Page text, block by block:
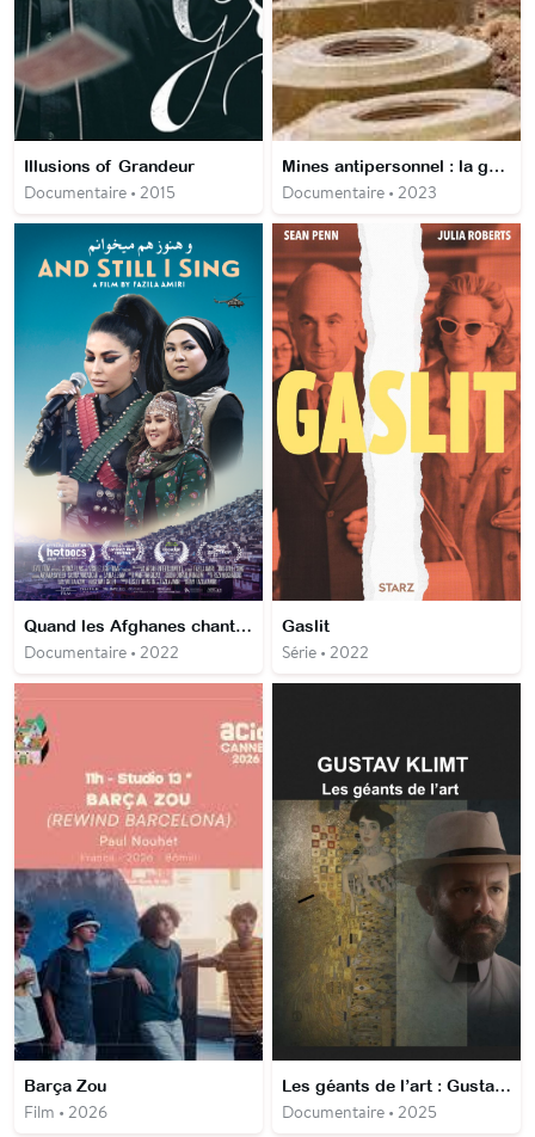
Illusions of Grandeur
Documentaire • 2015
Mines antipersonnel : la guerre des lâches
Documentaire • 2023
Quand les Afghanes chantaient
Documentaire • 2022
Gaslit
Série • 2022
Barça Zou
Film • 2026
Les géants de l’art : Gustav Klimt
Documentaire • 2025